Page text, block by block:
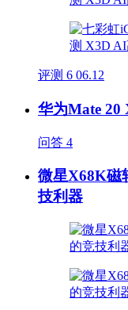
评测 6 06.12
华为Mate 20
问答 4
微星X68K磁
技利器